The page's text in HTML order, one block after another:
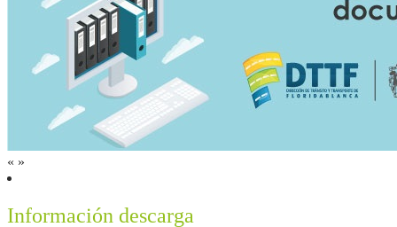
« »
Información descarga